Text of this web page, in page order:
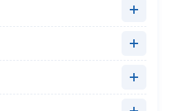
(22)
(6)
(6)
(18)
(12)
(6)
(21)
(9)
(2)
(11)
(5)
(9)
(4)
(9)
(12)
(10)
(7)
(4)